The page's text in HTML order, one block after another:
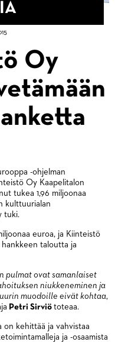
Oy
-ohjelman
Oy Kaapelitalon
tukea 1,96 miljoonaa
kulttuurialan
tuki.
euroa, ja Kiinteistö
taloutta ja
pulmat ovat samanlaiset
niukkeneminen ja
muodoille eivät kohtaa,
Petri Sirviö toteaa.
kehittää ja vahvistaa
ja -osaamista